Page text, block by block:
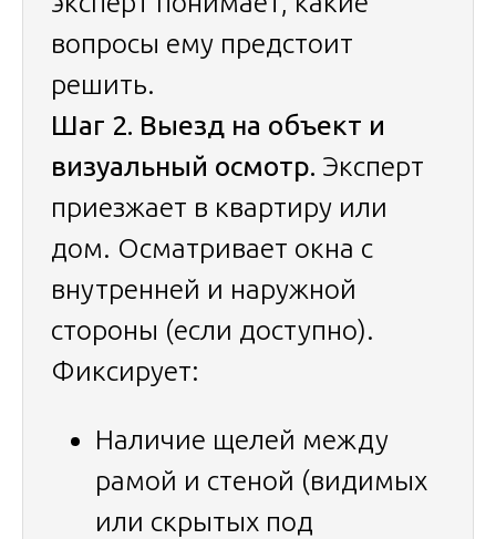
вопросы ему предстоит
решить.
Шаг 2. Выезд на объект и
визуальный осмотр. Эксперт
приезжает в квартиру или
дом. Осматривает окна с
внутренней и наружной
стороны (если доступно).
Фиксирует:
Наличие щелей между
рамой и стеной (видимых
или скрытых под